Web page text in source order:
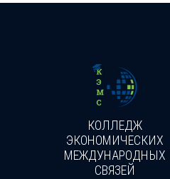
КОЛЛЕДЖ
ЭКОНОМИЧЕСКИХ
МЕЖДУНАРОДНЫХ
СВЯЗЕЙ